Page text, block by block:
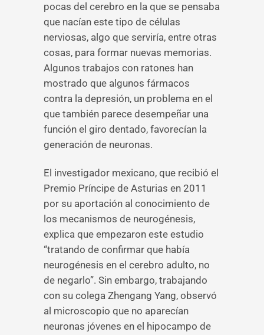
pocas del cerebro en la que se pensaba
que nacían este tipo de células
nerviosas, algo que serviría, entre otras
cosas, para formar nuevas memorias.
Algunos trabajos con ratones han
mostrado que algunos fármacos
contra la depresión, un problema en el
que también parece desempeñar una
función el giro dentado, favorecían la
generación de neuronas.
El investigador mexicano, que recibió el
Premio Príncipe de Asturias en 2011
por su aportación al conocimiento de
los mecanismos de neurogénesis,
explica que empezaron este estudio
“tratando de confirmar que había
neurogénesis en el cerebro adulto, no
de negarlo”. Sin embargo, trabajando
con su colega Zhengang Yang, observó
al microscopio que no aparecían
neuronas jóvenes en el hipocampo de